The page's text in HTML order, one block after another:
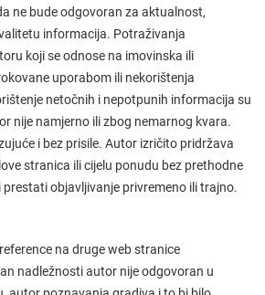
ne bude odgovoran za aktualnost,
informacija. Potraživanja
koji se odnose na imovinska ili
uporabom ili nekorištenja
netočnih i nepotpunih informacija su
nije namjerno ili zbog nemarnog kvara.
i bez prisile. Autor izričito pridržava
stranica ili cijelu ponudu bez prethodne
objavljivanje privremeno ili trajno.
na druge web stranice
nadležnosti autor nije odgovoran u